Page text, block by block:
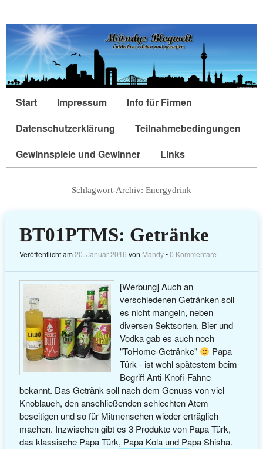
Start Impressum
Info für Firmen
Datenschutzerklärung
Teilnahmebedingungen
Gewinnspiele und Gewinner
Links
Schlagwort-Archiv: Energydrink
BT01PTMS: Getränke
Veröffentlicht am20. Januar 2016 von Mandy•0 Kommentare
[Werbung] Auch an
verschiedenen Getränken soll
es nicht mangeln, neben
diversen Sektsorten, Bier und
Vodka gab es auch noch
"ToHome-Getränke"
Papa
Türk - ist wohl spätestem beim
Begriff Anti-Knofi-Fahne
bekannt. Das Getränk soll nach dem Genuss von viel
Knoblauch, den anschließenden schlechten Atem
beseitigen und so für Mitmenschen wieder erträglich
machen. Inzwischen gibt es 3 Produkte von Papa Türk,
das klassische Papa Türk, Papa Kola und Papa Shisha.